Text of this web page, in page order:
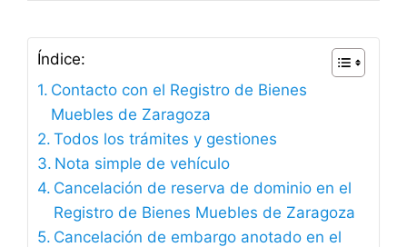
Índice:
Contacto con el Registro de Bienes
Muebles de Zaragoza
Todos los trámites y gestiones
Nota simple de vehículo
Cancelación de reserva de dominio en el
Registro de Bienes Muebles de Zaragoza
Cancelación de embargo anotado en el